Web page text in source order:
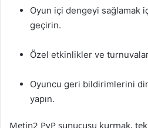
Oyun içi dengeyi sağlamak
geçirin.
Özel etkinlikler ve
Oyuncu geri bildirimlerini
yapın.
Metin2 PvP sunucusu kurmak,